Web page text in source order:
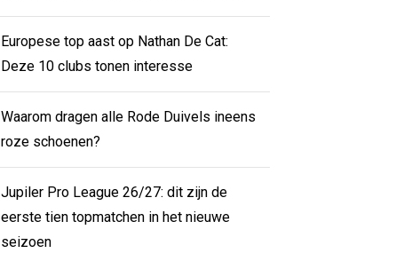
Europese top aast op Nathan De Cat:
Deze 10 clubs tonen interesse
Waarom dragen alle Rode Duivels ineens
roze schoenen?
Jupiler Pro League 26/27: dit zijn de
eerste tien topmatchen in het nieuwe
seizoen